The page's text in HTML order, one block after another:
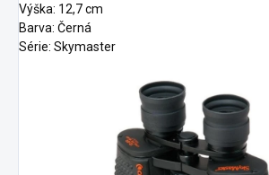
Výška: 12,7 cm
Barva: Černá
Série: Skymaster